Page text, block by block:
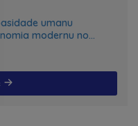
umanu
modernu no